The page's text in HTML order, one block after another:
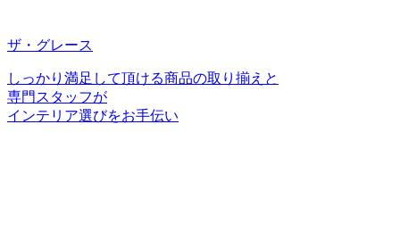
ザ・グレース
しっかり満足して頂ける商品の取り揃えと
専門スタッフが
インテリア選びをお手伝い